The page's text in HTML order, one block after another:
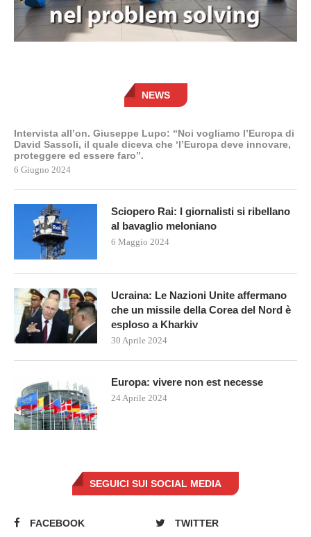
NEWS
Intervista all’on. Giuseppe Lupo: “Noi vogliamo l’Europa di
David Sassoli, il quale diceva che ‘l’Europa deve innovare,
proteggere ed essere faro”.
6 Giugno 2024
Sciopero Rai: I giornalisti si ribellano
al bavaglio meloniano
6 Maggio 2024
Ucraina: Le Nazioni Unite affermano
che un missile della Corea del Nord è
esploso a Kharkiv
30 Aprile 2024
Europa: vivere non est necesse
24 Aprile 2024
SEGUICI SUI SOCIAL MEDIA
FACEBOOK
TWITTER